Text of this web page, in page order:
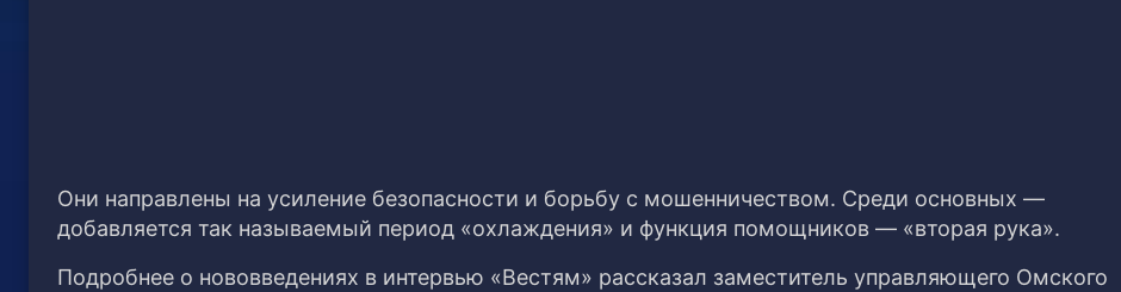
Они направлены на усиление безопасности и борьбу с мошенничеством. Среди основных —
добавляется так называемый период «охлаждения» и функция помощников — «вторая рука».
Подробнее о нововведениях в интервью «Вестям» рассказал заместитель управляющего Омского